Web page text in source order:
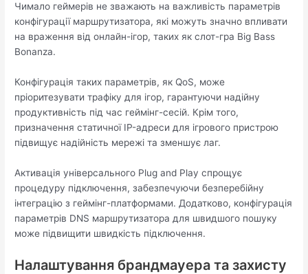
Чимало геймерів не зважають на важливість параметрів
конфігурації маршрутизатора, які можуть значно впливати
на враження від онлайн-ігор, таких як слот-гра Big Bass
Bonanza.
Конфігурація таких параметрів, як QoS, може
пріоритезувати трафіку для ігор, гарантуючи надійну
продуктивність під час геймінг-сесій. Крім того,
призначення статичної IP-адреси для ігрового пристрою
підвищує надійність мережі та зменшує лаг.
Активація універсального Plug and Play спрощує
процедуру підключення, забезпечуючи безперебійну
інтеграцію з геймінг-платформами. Додатково, конфігурація
параметрів DNS маршрутизатора для швидшого пошуку
може підвищити швидкість підключення.
Налаштування брандмауера та захисту